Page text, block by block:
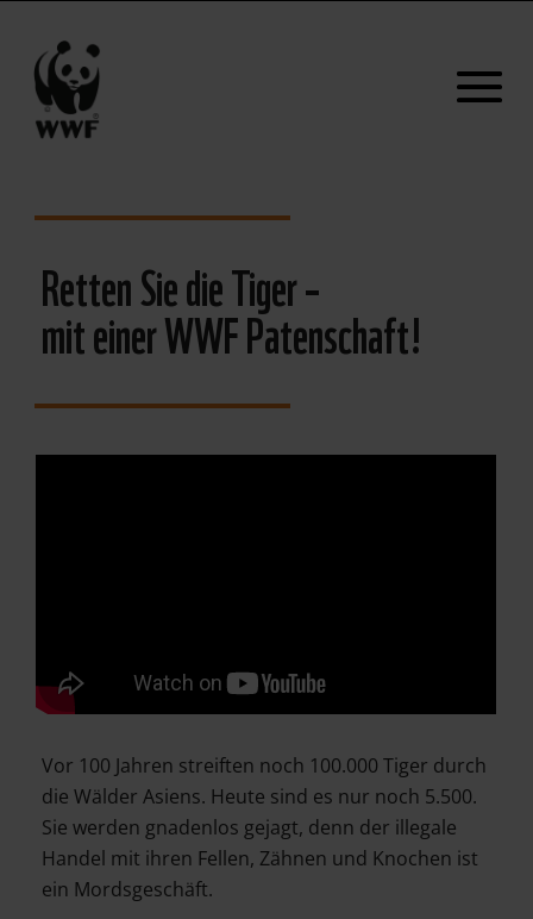
Retten Sie die Tiger –
mit einer WWF Patenschaft!
Vor 100 Jahren streiften noch 100.000 Tiger durch
die Wälder Asiens. Heute sind es nur noch 5.500.
Sie werden gnadenlos gejagt, denn der illegale
Handel mit ihren Fellen, Zähnen und Knochen ist
ein Mordsgeschäft.